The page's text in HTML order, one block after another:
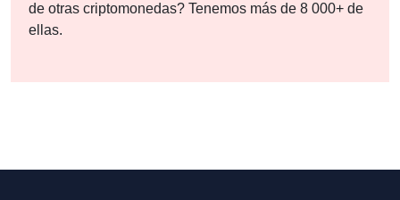
de otras criptomonedas? Tenemos más de 8 000+ de
ellas.